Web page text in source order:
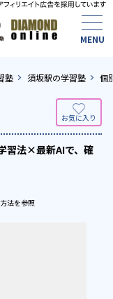
塾 須坂駅の学習塾 個
習法×最新AIで、確
法を参照